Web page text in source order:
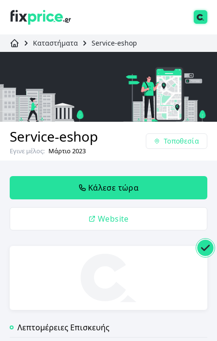
Καταστήματα Service-eshop
Service-eshop
Εγινε μέλος: Μάρτιο 2023
Τοποθεσία
Κάλεσε τώρα
Website
Λεπτομέρειες Επισκευής